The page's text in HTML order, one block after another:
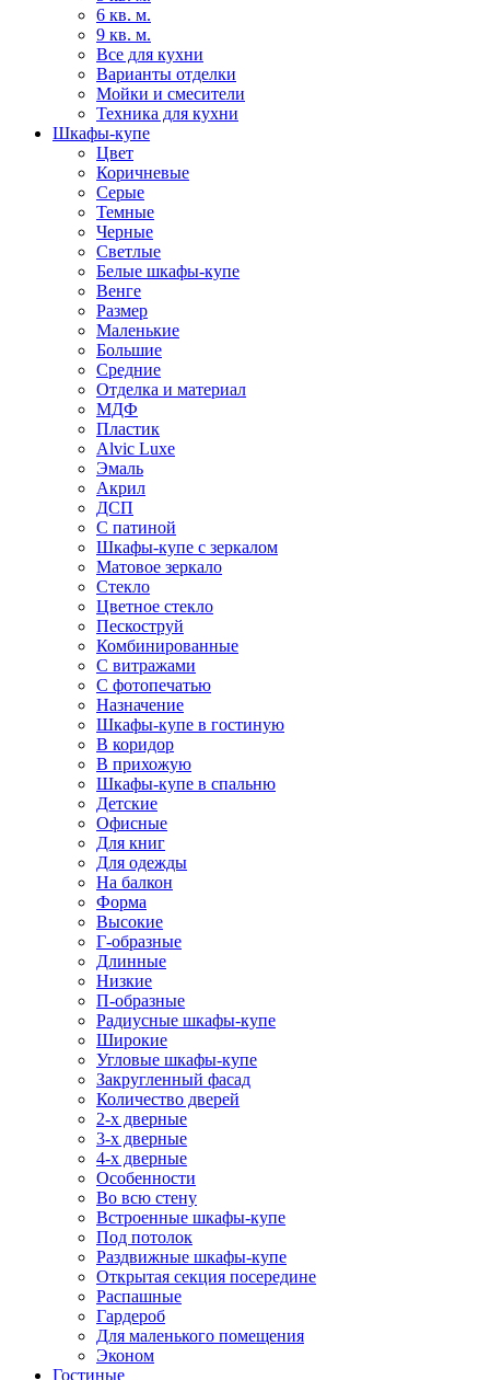
6 кв. м.
9 кв. м.
Все для кухни
Варианты отделки
Мойки и смесители
Техника для кухни
Шкафы-купе
Цвет
Коричневые
Серые
Темные
Черные
Светлые
Белые шкафы-купе
Венге
Размер
Маленькие
Большие
Средние
Отделка и материал
МДФ
Пластик
Alvic Luxe
Эмаль
Акрил
ДСП
С патиной
Шкафы-купе с зеркалом
Матовое зеркало
Стекло
Цветное стекло
Пескоструй
Комбинированные
С витражами
С фотопечатью
Назначение
Шкафы-купе в гостиную
В коридор
В прихожую
Шкафы-купе в спальню
Детские
Офисные
Для книг
Для одежды
На балкон
Форма
Высокие
Г-образные
Длинные
Низкие
П-образные
Радиусные шкафы-купе
Широкие
Угловые шкафы-купе
Закругленный фасад
Количество дверей
2-х дверные
3-х дверные
4-х дверные
Особенности
Во всю стену
Встроенные шкафы-купе
Под потолок
Раздвижные шкафы-купе
Открытая секция посередине
Распашные
Гардероб
Для маленького помещения
Эконом
Гостиные